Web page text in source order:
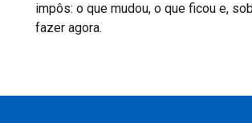
impôs: o que mudou, o que ficou e,
fazer agora.